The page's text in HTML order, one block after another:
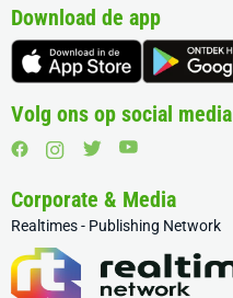
Download de app
Volg ons op social media
Corporate & Media
Realtimes - Publishing Network